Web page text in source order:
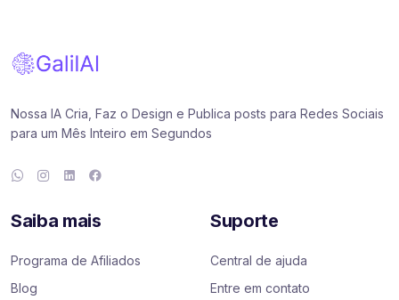
Nossa IA Cria, Faz o Design e Publica posts para Redes Sociais
para um Mês Inteiro em Segundos
Saiba mais
Programa de Afiliados
Blog
Suporte
Central de ajuda
Entre em contato